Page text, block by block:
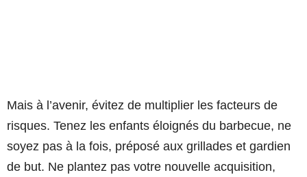
Mais à l’avenir, évitez de multiplier les facteurs de
risques. Tenez les enfants éloignés du barbecue, ne
soyez pas à la fois, préposé aux grillades et gardien
de but. Ne plantez pas votre nouvelle acquisition,